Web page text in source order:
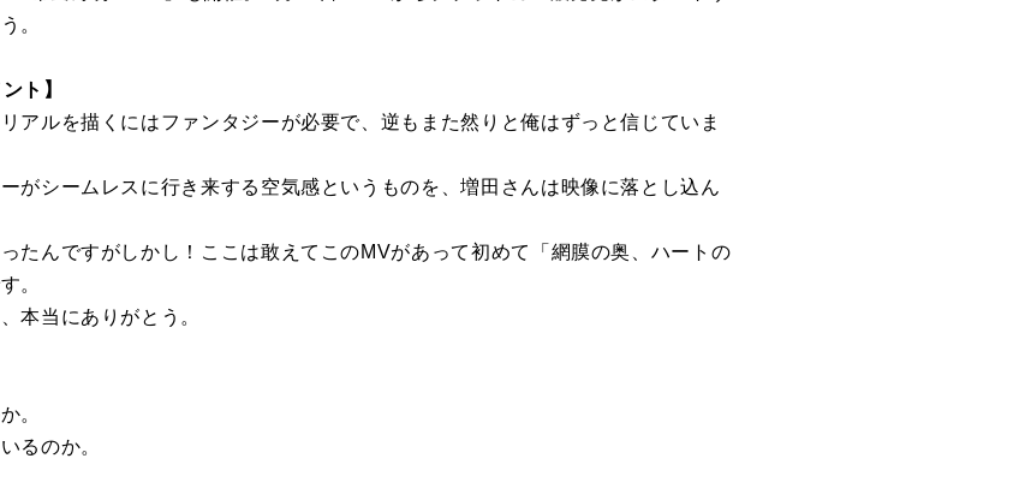
。
ト】
アルを描くにはファンタジーが必要で、逆もまた然りと俺はずっと信じていま
がシームレスに行き来する空気感というものを、増田さんは映像に落とし込ん
たんですがしかし！ここは敢えてこのMVがあって初めて「網膜の奥、ハートの
。
本当にありがとう。
。
るのか。